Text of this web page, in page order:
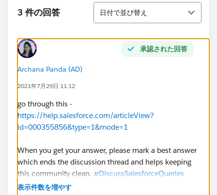
3 件の回答
並び替え
日付で並び替え
承認された回答
Archana Panda (AD)
2021年7月29日 11:12
go through this -
https://help.salesforce.com/articleView?
id=000355856&type=1&mode=1
When you get your answer, please mark a best answer
which ends the discussion thread and helps keeping
this community clean. #DiscussSalesforceQueries
表示件数を増やす